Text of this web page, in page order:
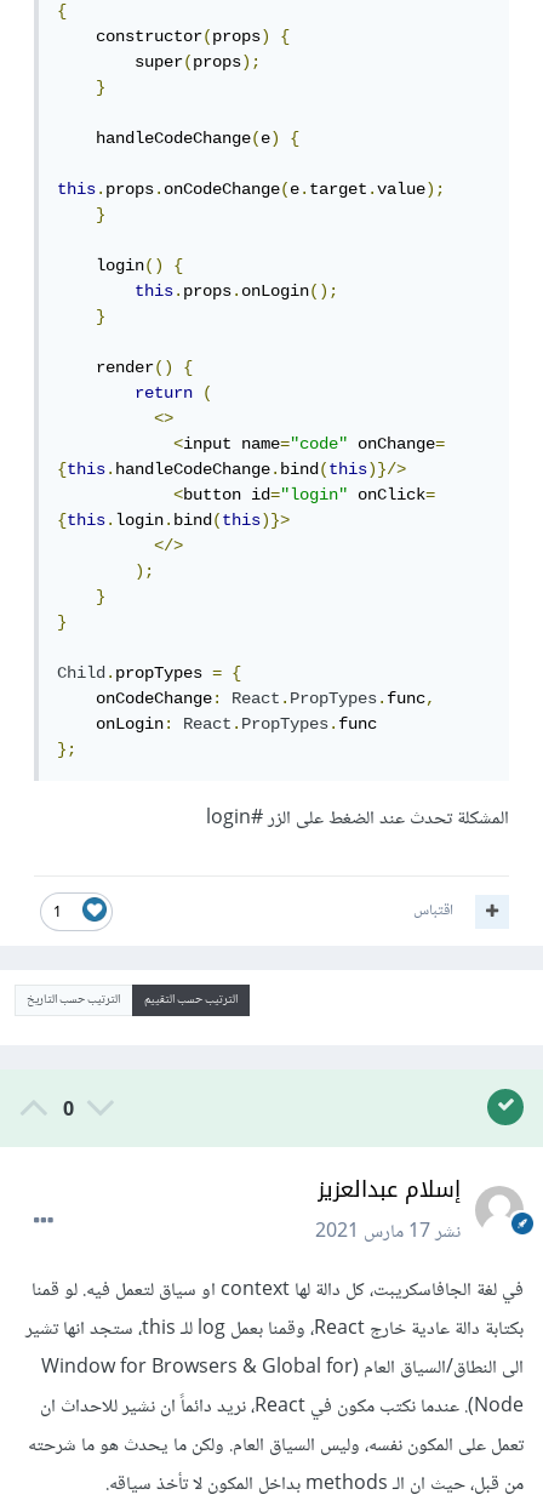
{
    constructor
(props)
{
        super
(props);
}
    handleCodeChange
(e) {
this.props.onCodeChange(e.target.value);
}
    login
()
{
this.props.onLogin();
}
    render
()
{
return
(
<>
<input name="code" onChange=
{this.handleCodeChange.bind(this)}/>
<button id="login" onClick=
{this.login.bind(this)}>
</>
);
}
}
Child.propTypes =
{
    onCodeChange
: React.PropTypes.func,
    onLogin
: React.PropTypes.
};
المشكلة تحدث عند الضغط على الزر #login
1 اقتباس
الترتيب حسب التقييم الترتيب حسب التاريخ
0
إسلام عبدالعزيز
نشر17 مارس 2021
في لغة الجافاسكريبت، كل دالة لها context او سياق لتعمل فيه. لو قمنا
بكتابة دالة عادية خارج React، وقمنا بعمل log للـ this، ستجد انها تشير
الى النطاق/السياق العام (Window for Browsers & Global for
Node). عندما نكتب مكون في React، نريد دائماً ان نشير للاحداث ان
تعمل على المكون نفسه، وليس السياق العام. ولكن ما يحدث هو ما شرحته
من قبل، حيث ان الـ methods بداخل المكون لا تأخذ سياقه.